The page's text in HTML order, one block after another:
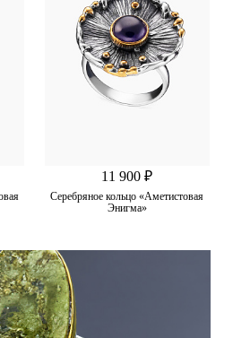
11 900 ₽
Серебряное кольцо «Аметистовая
Энигма»